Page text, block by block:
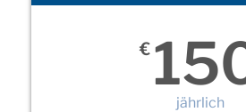
€
jährlich